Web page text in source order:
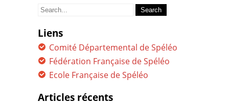
Search
Liens
Comité Départemental de Spéléo
Fédération Française de Spéléo
Ecole Française de Spéléo
Articles récents